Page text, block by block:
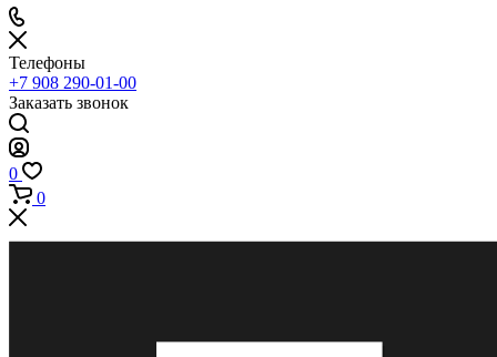
Телефоны
+7 908 290-01-00
Заказать звонок
0
0